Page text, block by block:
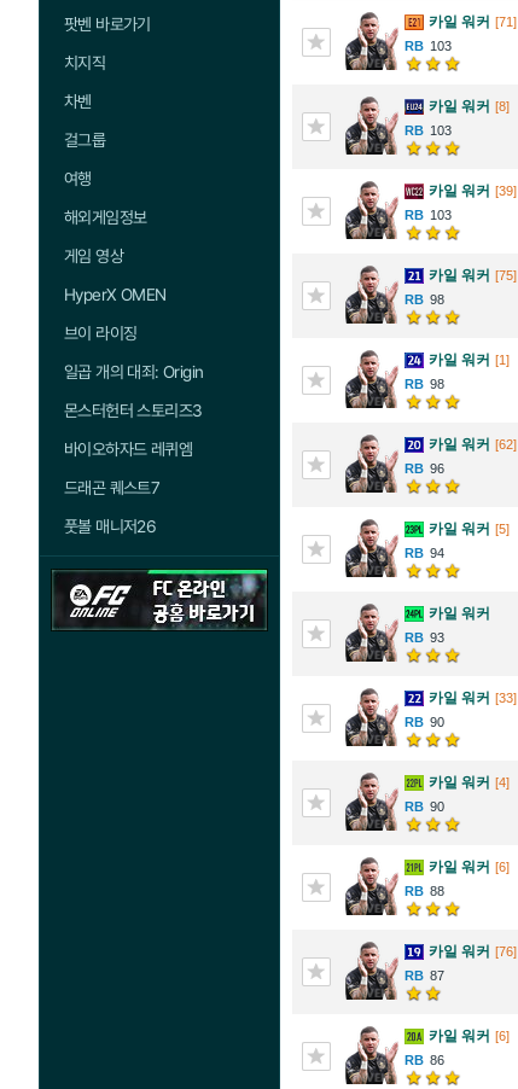
팟벤 바로가기
치지직
차벤
걸그룹
여행
해외게임정보
게임 영상
HyperX OMEN
브이 라이징
일곱 개의 대죄: Origin
몬스터헌터 스토리즈3
바이오하자드 레퀴엠
드래곤 퀘스트7
풋볼 매니저26
카일 워커 [71]
103
카일 워커 [8]
103
카일 워커 [39]
103
카일 워커 [75]
98
카일 워커 [1]
98
카일 워커 [62]
96
카일 워커 [5]
94
카일 워커
93
카일 워커 [33]
90
카일 워커 [4]
90
카일 워커 [6]
88
카일 워커 [76]
87
카일 워커 [6]
86